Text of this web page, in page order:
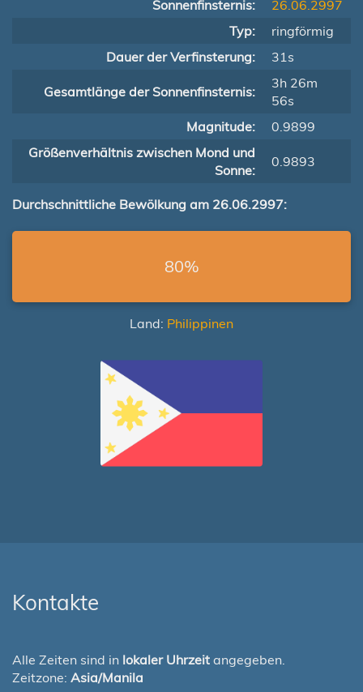
Sonnenfinsternis:
26.06.2997
Typ:
ringförmig
Dauer der Verfinsterung:
31s
Gesamtlänge der Sonnenfinsternis:
3h 26m
56s
Magnitude:
0.9899
Größenverhältnis zwischen Mond und
Sonne:
0.9893
Durchschnittliche Bewölkung am 26.06.2997:
80%
Land: Philippinen
Kontakte
Alle Zeiten sind in lokaler Uhrzeit angegeben.
Zeitzone: Asia/Manila